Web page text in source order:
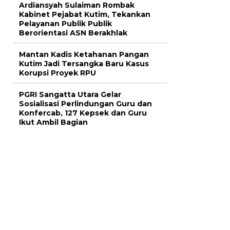
Ardiansyah Sulaiman Rombak
Kabinet Pejabat Kutim, Tekankan
Pelayanan Publik Publik
Berorientasi ASN Berakhlak
Mantan Kadis Ketahanan Pangan
Kutim Jadi Tersangka Baru Kasus
Korupsi Proyek RPU
PGRI Sangatta Utara Gelar
Sosialisasi Perlindungan Guru dan
Konfercab, 127 Kepsek dan Guru
Ikut Ambil Bagian